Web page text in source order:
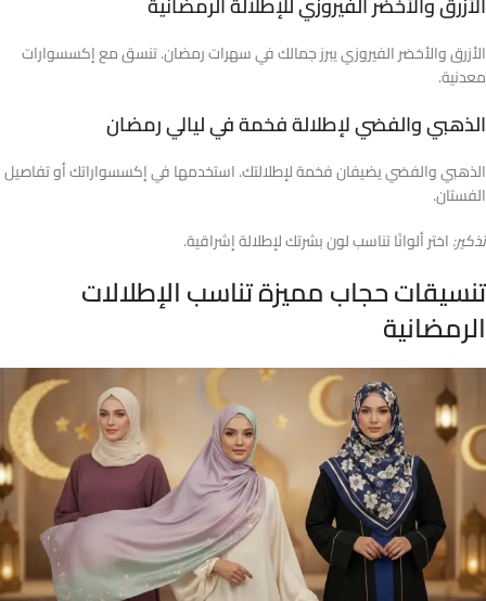
الأزرق والأخضر الفيروزي يبرز جمالك في سهرات رمضان. تنسق مع إكسسوارات
معدنية.
الذهبي والفضي لإطلالة فخمة في ليالي رمضان
الذهبي والفضي يضيفان فخمة لإطلالتك. استخدمها في إكسسواراتك أو تفاصيل
الفستان.
تذكير:اختر ألوانًا تناسب لون بشرتك لإطلالة إشراقية.
تنسيقات حجاب مميزة تناسب الإطلالات
الرمضانية